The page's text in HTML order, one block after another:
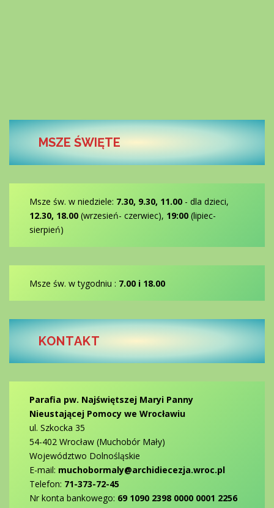
MSZE ŚWIĘTE
Msze św. w niedziele: 7.30, 9.30, 11.00 - dla dzieci,
12.30, 18.00 (wrzesień- czerwiec), 19:00(lipiec-
sierpień)
Msze św. w tygodniu : 7.00 i 18.00
KONTAKT
Parafia pw. Najświętszej Maryi Panny
Nieustającej Pomocy we Wrocławiu
ul. Szkocka 35
54-402 Wrocław (Muchobór Mały)
Województwo Dolnośląskie
E-mail: muchobormaly@archidiecezja.wroc.pl
Telefon: 71-373-72-45
Nr konta bankowego: 69 1090 2398 0000 0001 2256